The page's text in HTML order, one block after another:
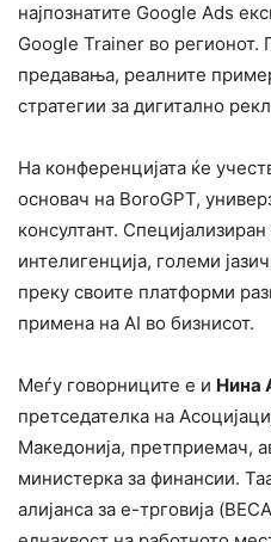
најпознатите Google Ads
Google Trainer во регионот.
предавања, реалните
стратегии за дигитално
На конференцијата ќе
основач на BoroGPT,
консултант.
интелигенција, големи
преку своите платформи
примена на AI во бизнисот.
Меѓу говорниците е и Нина
претседателка на
Македонија, претприемач,
министерка за финансии.
алијанса за е-трговија